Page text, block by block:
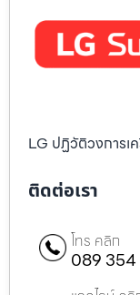
LG ปฏิวัติวงการเ
ติดต่อเรา
โทร คลิก
089